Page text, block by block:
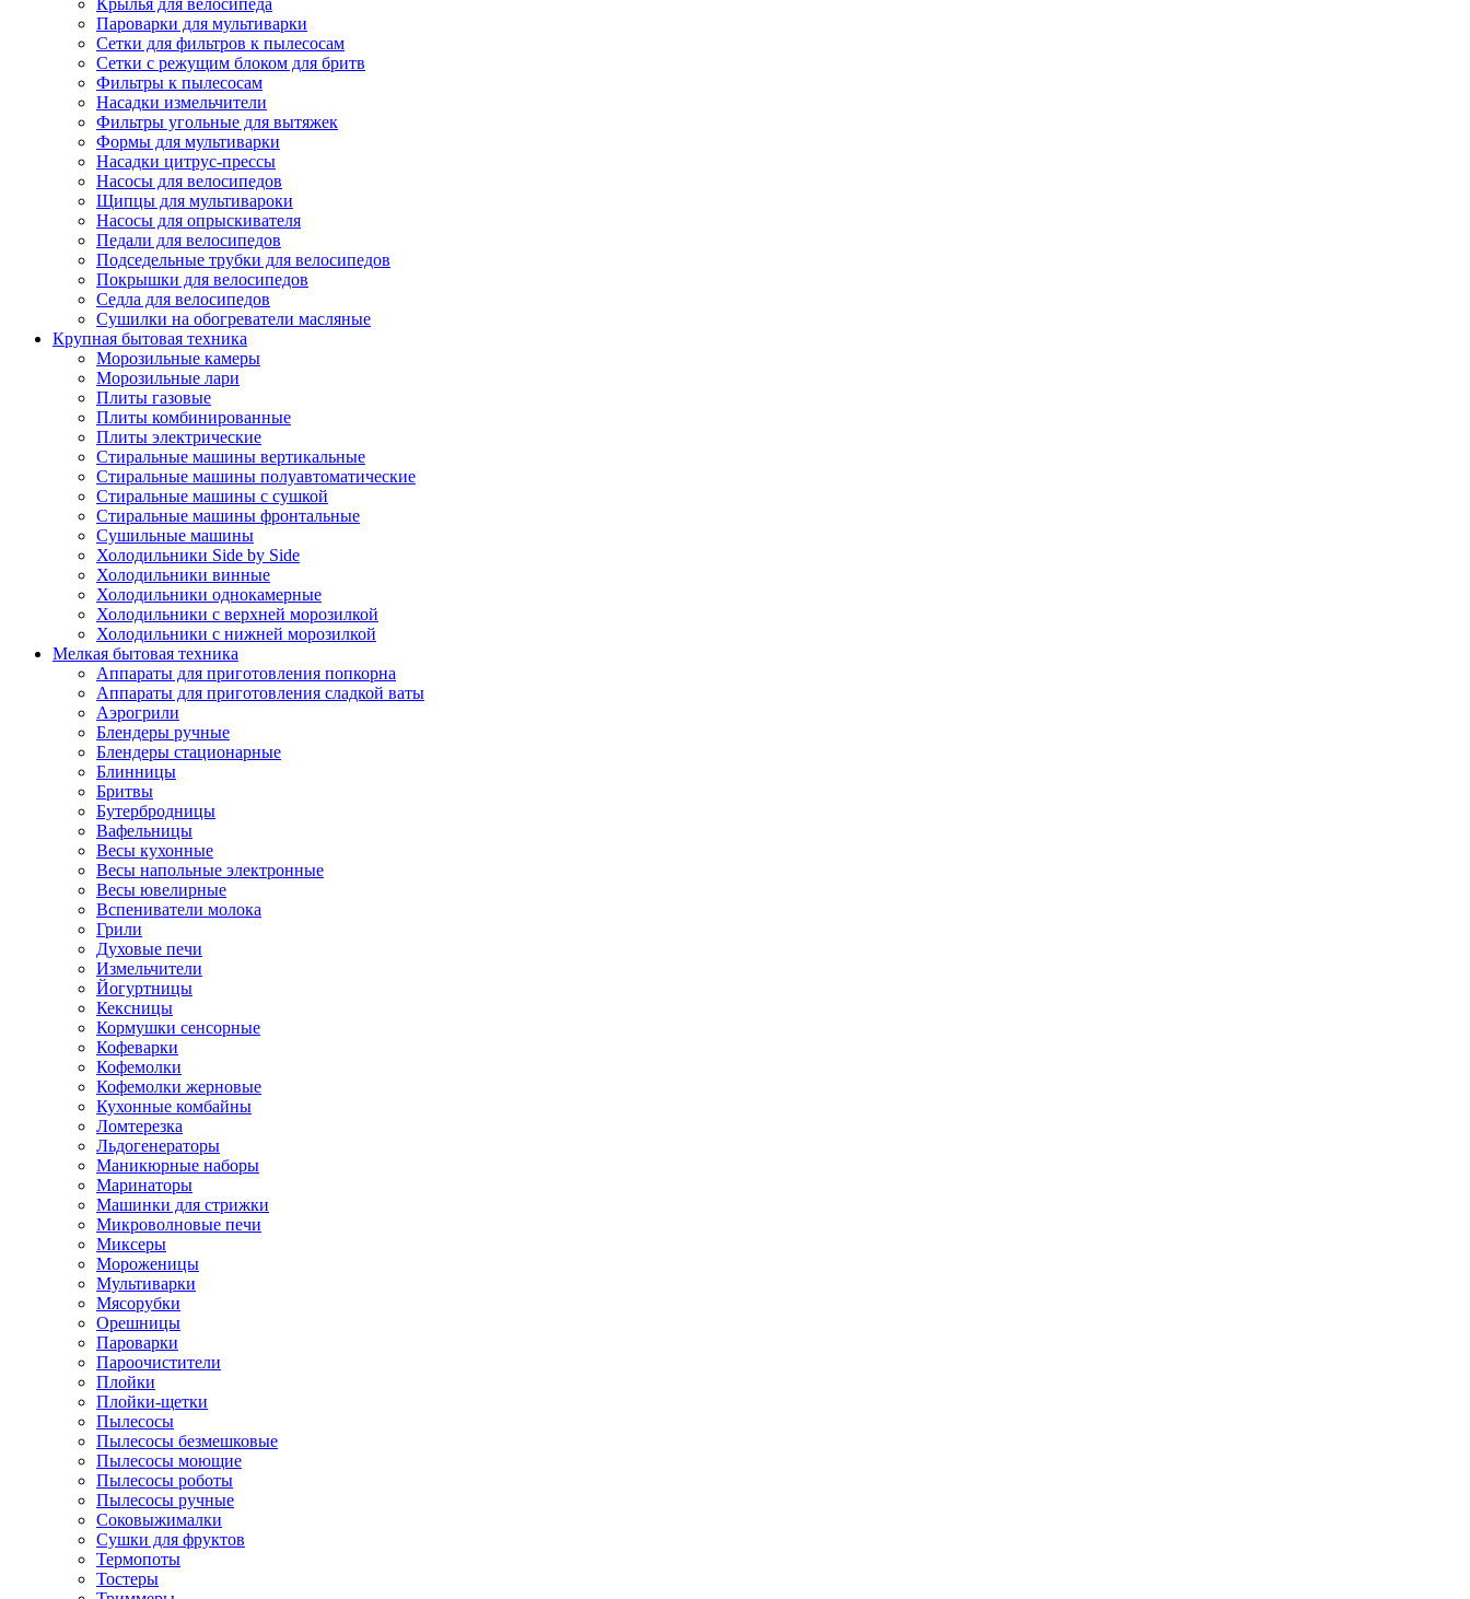
Крылья для велосипеда
Пароварки для мультиварки
Сетки для фильтров к пылесосам
Сетки с режущим блоком для бритв
Фильтры к пылесосам
Насадки измельчители
Фильтры угольные для вытяжек
Формы для мультиварки
Насадки цитрус-прессы
Насосы для велосипедов
Щипцы для мультивароки
Насосы для опрыскивателя
Педали для велосипедов
Подседельные трубки для велосипедов
Покрышки для велосипедов
Седла для велосипедов
Сушилки на обогреватели масляные
Крупная бытовая техника
Морозильные камеры
Морозильные лари
Плиты газовые
Плиты комбинированные
Плиты электрические
Стиральные машины вертикальные
Стиральные машины полуавтоматические
Стиральные машины с сушкой
Стиральные машины фронтальные
Сушильные машины
Холодильники Side by Side
Холодильники винные
Холодильники однокамерные
Холодильники с верхней морозилкой
Холодильники с нижней морозилкой
Мелкая бытовая техника
Аппараты для приготовления попкорна
Аппараты для приготовления сладкой ваты
Аэрогрили
Блендеры ручные
Блендеры стационарные
Блинницы
Бритвы
Бутербродницы
Вафельницы
Весы кухонные
Весы напольные электронные
Весы ювелирные
Вспениватели молока
Грили
Духовые печи
Измельчители
Йогуртницы
Кексницы
Кормушки сенсорные
Кофеварки
Кофемолки
Кофемолки жерновые
Кухонные комбайны
Ломтерезка
Льдогенераторы
Маникюрные наборы
Маринаторы
Машинки для стрижки
Микроволновые печи
Миксеры
Мороженицы
Мультиварки
Мясорубки
Орешницы
Пароварки
Пароочистители
Плойки
Плойки-щетки
Пылесосы
Пылесосы безмешковые
Пылесосы моющие
Пылесосы роботы
Пылесосы ручные
Соковыжималки
Сушки для фруктов
Термопоты
Тостеры